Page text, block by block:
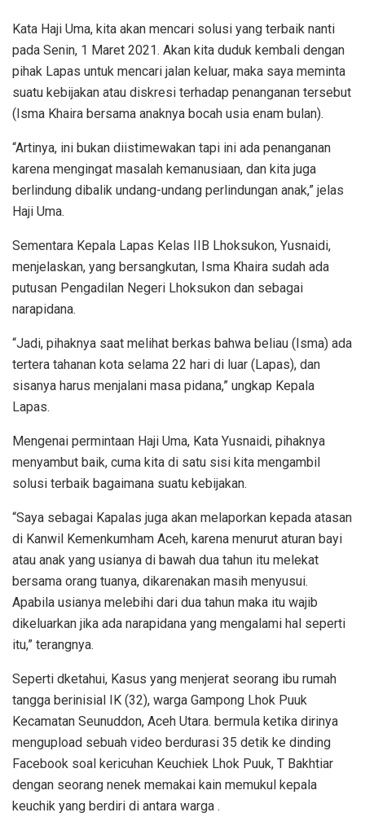
Kata Haji Uma, kita akan mencari solusi yang terbaik nanti
pada Senin, 1 Maret 2021. Akan kita duduk kembali dengan
pihak Lapas untuk mencari jalan keluar, maka saya meminta
suatu kebijakan atau diskresi terhadap penanganan tersebut
(Isma Khaira bersama anaknya bocah usia enam bulan).
“Artinya, ini bukan diistimewakan tapi ini ada penanganan
karena mengingat masalah kemanusiaan, dan kita juga
berlindung dibalik undang-undang perlindungan anak,” jelas
Haji Uma.
Sementara Kepala Lapas Kelas IIB Lhoksukon, Yusnaidi,
menjelaskan, yang bersangkutan, Isma Khaira sudah ada
putusan Pengadilan Negeri Lhoksukon dan sebagai
narapidana.
“Jadi, pihaknya saat melihat berkas bahwa beliau (Isma) ada
tertera tahanan kota selama 22 hari di luar (Lapas), dan
sisanya harus menjalani masa pidana,” ungkap Kepala
Lapas.
Mengenai permintaan Haji Uma, Kata Yusnaidi, pihaknya
menyambut baik, cuma kita di satu sisi kita mengambil
solusi terbaik bagaimana suatu kebijakan.
“Saya sebagai Kapalas juga akan melaporkan kepada atasan
di Kanwil Kemenkumham Aceh, karena menurut aturan bayi
atau anak yang usianya di bawah dua tahun itu melekat
bersama orang tuanya, dikarenakan masih menyusui.
Apabila usianya melebihi dari dua tahun maka itu wajib
dikeluarkan jika ada narapidana yang mengalami hal seperti
itu,” terangnya.
Seperti dketahui, Kasus yang menjerat seorang ibu rumah
tangga berinisial IK (32), warga Gampong Lhok Puuk
Kecamatan Seunuddon, Aceh Utara. bermula ketika dirinya
mengupload sebuah video berdurasi 35 detik ke dinding
Facebook soal kericuhan Keuchiek Lhok Puuk, T Bakhtiar
dengan seorang nenek memakai kain memukul kepala
keuchik yang berdiri di antara warga .